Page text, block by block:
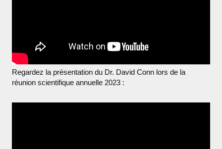
Regardez la présentation du Dr. David Conn lors de la
réunion scientifique annuelle 2023 :